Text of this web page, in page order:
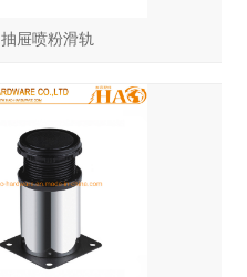
抽屉喷粉滑轨